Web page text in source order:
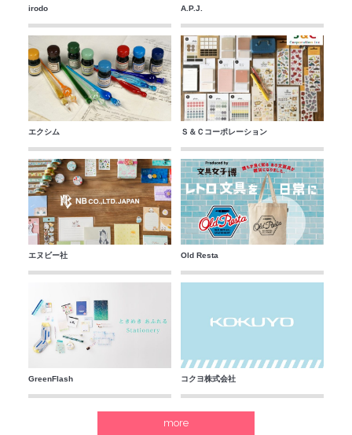
irodo A.P.J.
エクシム Ｓ＆Ｃコーポレーション
エヌビー社 Old Resta
GreenFlash コクヨ株式会社
more